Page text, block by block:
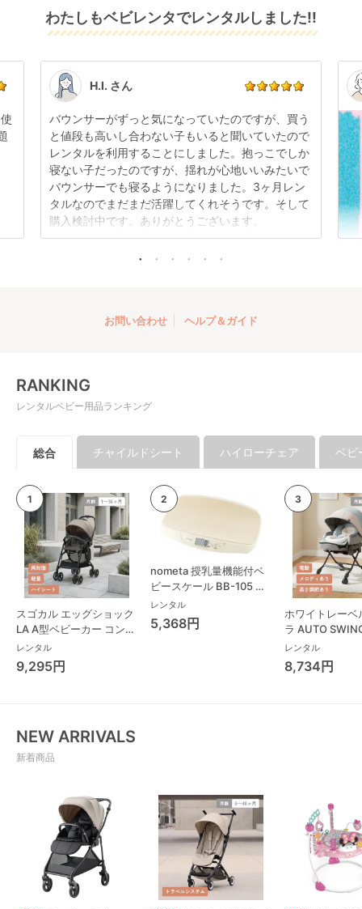
てお届けしております。そのため、小さなキズや使用
感はございますが、故障や大きなキズ、シミなどのリ
す。
点検清掃については
もご確認ください。
また、レンタル期間の変更も商品発送前であれば変更
可能です。
い。
わたしもベビレンタでレンタルしました!!
H.I. さん
バウンサーがずっと気になっていたのですが、買う
と値段も高いし合わない子もいると聞いていたので
レンタルを利用することにしました。抱っこでしか
寝ない子だったのですが、揺れが心地いいみたいで
バウンサーでも寝るようになりました。3ヶ月レン
タルなのでまだまだ活躍してくれそうです。そして
購入検討中です。ありがとうございます。
お問い合わせ ヘルプ＆ガイド
RANKING
レンタルベビー用品ランキング
総合 チャイルドシート ハイローチェア ベビ
スゴカル エッグショック
LA A型ベビーカー コンビ
(Combi)
レンタル
9,295円
nometa 授乳量機能付ベ
ビースケール BB-105 タ
ニタ(TANITA) ベビースケ
ール・体重計
レンタル
5,368円
ホワイトレーベ
ラ AUTO
Long スリープ
コンビ(Combi)
チェア・ベビー
レンタル
8,734円
NEW ARRIVALS
新着商品